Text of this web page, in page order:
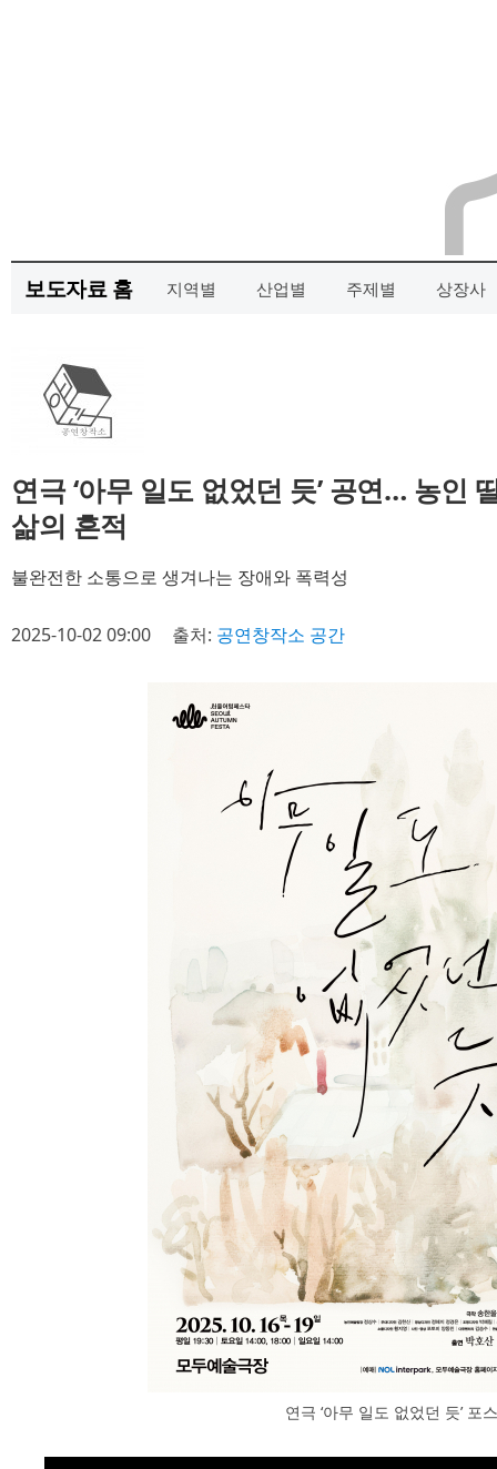
보도자료 홈 지역별 산업별 주제별 상장사
연극 ‘아무 일도 없었던 듯’ 공연… 농인
삶의 흔적
불완전한 소통으로 생겨나는 장애와 폭력성
2025-10-02 09:00 출처: 공연창작소 공간
연극 ‘아무 일도 없었던 듯’ 포